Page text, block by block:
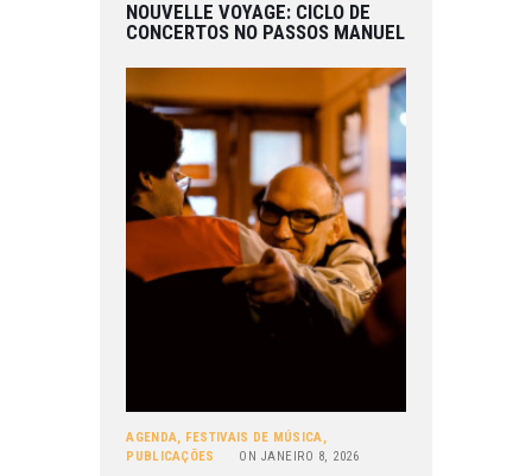
NOUVELLE VOYAGE: CICLO DE
CONCERTOS NO PASSOS MANUEL
AGENDA, FESTIVAIS DE MÚSICA,
PUBLICAÇÕES
ON JANEIRO 8, 2026